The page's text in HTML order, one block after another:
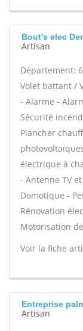
Bout's elec
Artisan
Département:
Volet battant /
- Alarme -
Sécurité
Plancher
électrique à
- Antenne TV
Domotique -
Rénovation
Motorisation
Voir la fiche
Entreprise
Artisan